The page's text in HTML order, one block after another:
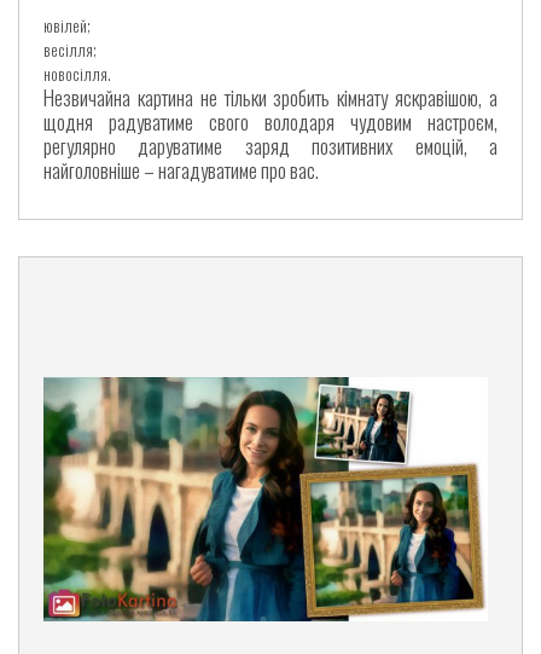
ювілей;
весілля;
новосілля.
Незвичайна картина не тільки зробить кімнату яскравішою, а
щодня радуватиме свого володаря чудовим настроєм,
регулярно даруватиме заряд позитивних емоцій, а
найголовніше – нагадуватиме про вас.